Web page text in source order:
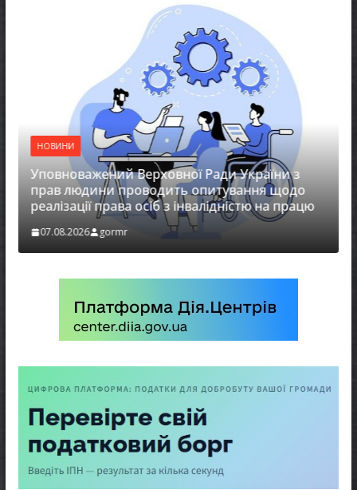
НОВИНИ
Уповноважений Верховної Ради України з
прав людини проводить опитування щодо
реалізації права осіб з інвалідністю на працю
07.08.2026 gormr